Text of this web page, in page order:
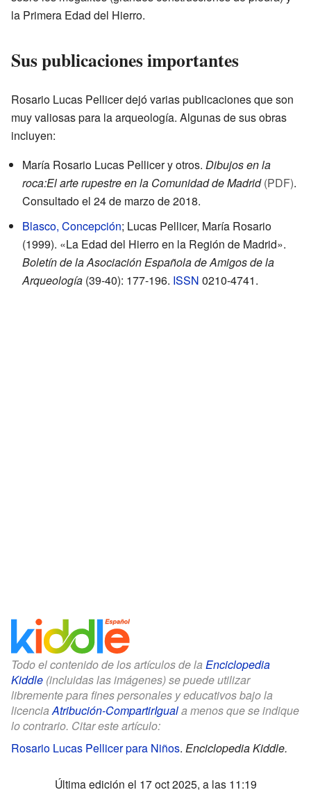
la Primera Edad del Hierro.
Sus publicaciones importantes
Rosario Lucas Pellicer dejó varias publicaciones que son
muy valiosas para la arqueología. Algunas de sus obras
incluyen:
María Rosario Lucas Pellicer y otros. Dibujos en la
roca:El arte rupestre en la Comunidad de Madrid (PDF).
Consultado el 24 de marzo de 2018.
Blasco, Concepción; Lucas Pellicer, María Rosario
(1999). «La Edad del Hierro en la Región de Madrid».
Boletín de la Asociación Española de Amigos de la
Arqueología (39-40): 177-196. ISSN 0210-4741.
Todo el contenido de los artículos de la Enciclopedia
Kiddle (incluidas las imágenes) se puede utilizar
libremente para fines personales y educativos bajo la
licenciaAtribución-CompartirIguala menos que se indique
lo contrario. Citar este artículo:
Rosario Lucas Pellicer para Niños. Enciclopedia Kiddle.
Última edición el 17 oct 2025, a las 11:19